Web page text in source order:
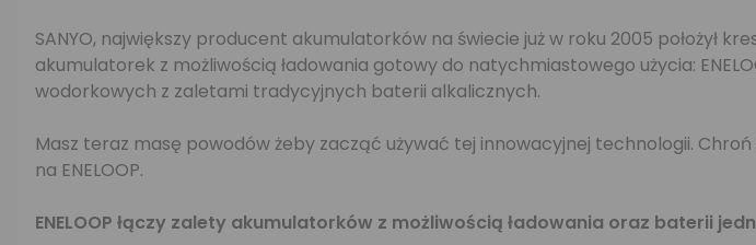
SANYO, największy producent akumulatorków na świecie już w roku 2005 położył
akumulatorek z możliwością ładowania gotowy do natychmiastowego użycia:
wodorkowych z zaletami tradycyjnych baterii alkalicznych.
Masz teraz masę powodów żeby zacząć używać tej innowacyjnej technologii.
na ENELOOP.
ENELOOP łączy zalety akumulatorków z możliwością ładowania oraz baterii